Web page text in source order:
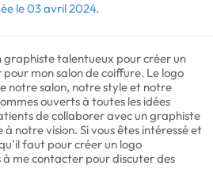
le 03 avril 2024.
graphiste talentueux pour créer un
mon salon de coiffure. Le logo
notre salon, notre style et notre
ouverts à toutes les idées
de collaborer avec un graphiste
notre vision. Si vous êtes intéressé et
faut pour créer un logo
me contacter pour discuter des